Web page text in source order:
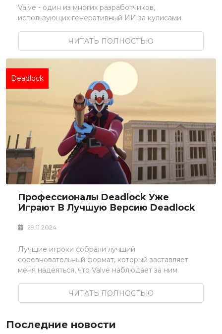
Valve - один из многих разработчиков,
использующих генеративный ИИ за кулисами.
ЧИТАТЬ ПОЛНОСТЬЮ
Deadlock
Профессионалы Deadlock Уже
Играют В Лучшую Версию Deadlock
29.11.2024
Лучшие игроки собрали лучший
соревновательный формат, который заставляет
меня надеяться, что Valve наблюдает за ним.
ЧИТАТЬ ПОЛНОСТЬЮ
Последние новости